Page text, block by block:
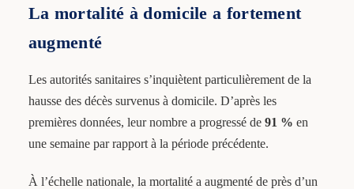
La mortalité à domicile a fortement
augmenté
Les autorités sanitaires s’inquiètent particulièrement de la
hausse des décès survenus à domicile. D’après les
premières données, leur nombre a progressé de 91 % en
une semaine par rapport à la période précédente.
À l’échelle nationale, la mortalité a augmenté de près d’un